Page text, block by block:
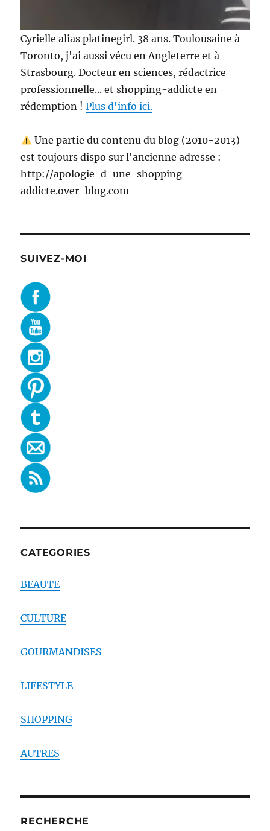
Cyrielle alias platinegirl. 38 ans. Toulousaine à
Toronto, j'ai aussi vécu en Angleterre et à
Strasbourg. Docteur en sciences, rédactrice
professionnelle... et shopping-addicte en
rédemption !Plus d'info ici.
Une partie du contenu du blog (2010-2013)
est toujours dispo sur l'ancienne adresse :
http://apologie-d-une-shopping-
addicte.over-blog.com
SUIVEZ-MOI
CATEGORIES
BEAUTE
CULTURE
GOURMANDISES
LIFESTYLE
SHOPPING
AUTRES
RECHERCHE